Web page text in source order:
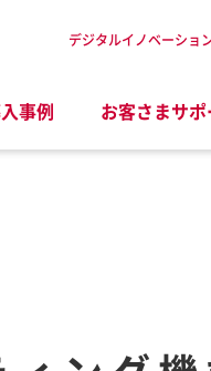
事例 お客さまサポ
デジタルイノベーショ